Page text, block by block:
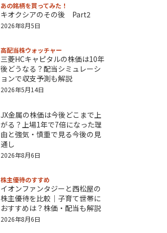
あの銘柄を買ってみた！
キオクシアのその後 Part2
2026年8月5日
高配当株ウォッチャー
三菱HCキャピタルの株価は10年
後どうなる？配当シミュレーシ
ョンで収支予測も解説
2026年5月14日
JX金属の株価は今後どこまで上
がる？上場1年で7倍になった理
由と強気・慎重で見る今後の見
通し
2026年8月6日
株主優待のすすめ
イオンファンタジーと西松屋の
株主優待を比較｜子育て世帯に
おすすめは？株価・配当も解説
2026年8月6日